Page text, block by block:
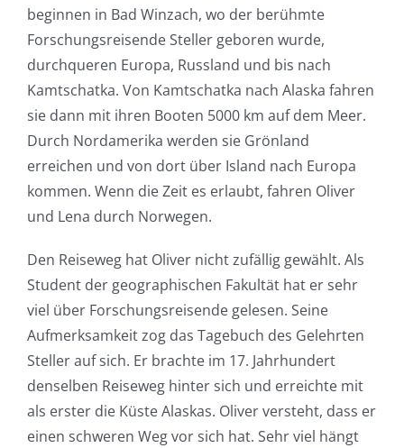
beginnen in Bad Winzach, wo der berühmte
Forschungsreisende Steller geboren wurde,
durchqueren Europa, Russland und bis nach
Kamtschatka. Von Kamtschatka nach Alaska fahren
sie dann mit ihren Booten 5000 km auf dem Meer.
Durch Nordamerika werden sie Grönland
erreichen und von dort über Island nach Europa
kommen. Wenn die Zeit es erlaubt, fahren Oliver
und Lena durch Norwegen.
Den Reiseweg hat Oliver nicht zufällig gewählt. Als
Student der geographischen Fakultät hat er sehr
viel über Forschungsreisende gelesen. Seine
Aufmerksamkeit zog das Tagebuch des Gelehrten
Steller auf sich. Er brachte im 17. Jahrhundert
denselben Reiseweg hinter sich und erreichte mit
als erster die Küste Alaskas. Oliver versteht, dass er
einen schweren Weg vor sich hat. Sehr viel hängt